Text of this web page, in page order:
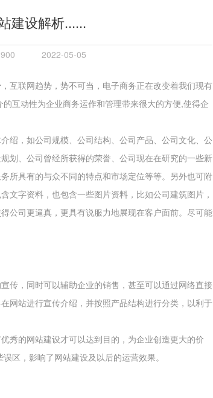
建设解析......
2022-05-05
互联网趋势，势不可当，电子商务正在改变着我们现有
互动性为企业商务运作和管理带来很大的方便,使得企
绍，如公司规模、公司结构、公司产品、公司文化、公
划、公司曾经所获得的荣誉、公司现在在研究的一些新
所具有的与众不同的特点和市场定位等等。另外也可附
文字资料，也包含一些图片资料，比如公司建筑图片，
公司更逼真，更具有说服力地展现在客户面前。尽可能
传，同时可以辅助企业的销售，甚至可以通过网络直接
网站进行宣传介绍，并按照产品结构进行分类，以利于
秀的网站建设才可以达到目的，为企业创造更大的价
区，影响了网站建设及以后的运营效果。